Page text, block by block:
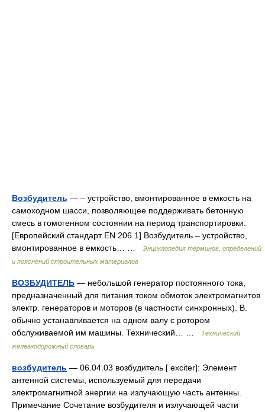
Возбудитель — – устройство, вмонтированное в емкость на
самоходном шасси, позволяющее поддерживать бетонную
смесь в гомогенном состоянии на период транспортировки.
[Европейский стандарт EN 206 1] Возбудитель – устройство,
вмонтированное в емкость… …
Энциклопедия терминов, определений
и пояснений строительных материалов
ВОЗБУДИТЕЛЬ — небольшой генератор постоянного тока,
предназначенный для питания током обмоток электромагнитов
электр. генераторов и моторов (в частности синхронных). В.
обычно устанавливается на одном валу с ротором
обслуживаемой им машины. Технический… …
Технический
железнодорожный словарь
возбудитель — 06.04.03 возбудитель [ exciter]: Элемент
антенной системы, используемый для передачи
электромагнитной энергии на излучающую часть антенны.
Примечание Сочетание возбудителя и излучающей части